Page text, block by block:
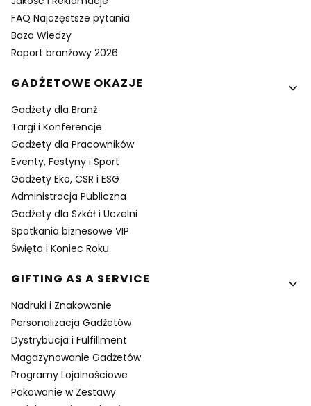
FAQ Najczęstsze pytania
Baza Wiedzy
Raport branżowy 2026
GADŻETOWE OKAZJE
Gadżety dla Branż
Targi i Konferencje
Gadżety dla Pracowników
Eventy, Festyny i Sport
Gadżety Eko, CSR i ESG
Administracja Publiczna
Gadżety dla Szkół i Uczelni
Spotkania biznesowe VIP
Święta i Koniec Roku
GIFTING AS A SERVICE
Nadruki i Znakowanie
Personalizacja Gadżetów
Dystrybucja i Fulfillment
Magazynowanie Gadżetów
Programy Lojalnościowe
Pakowanie w Zestawy